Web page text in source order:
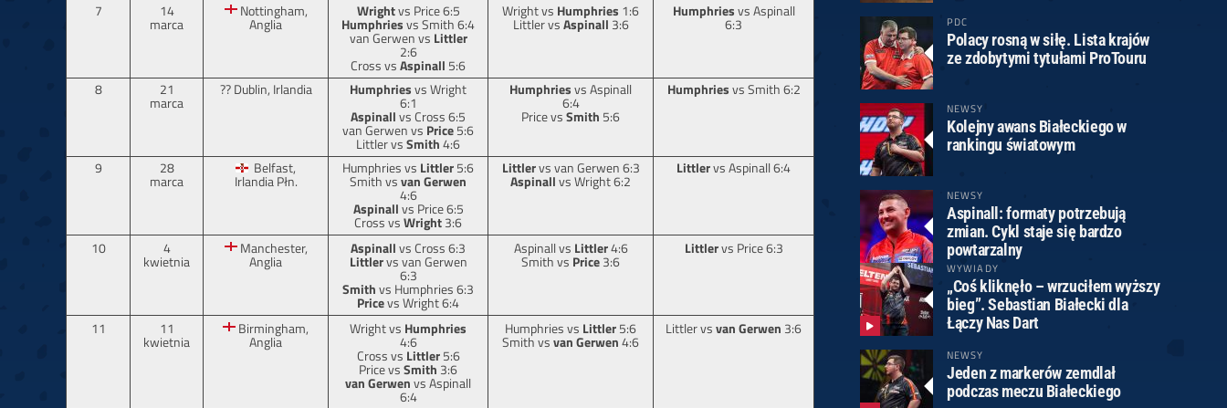
7 14
marca
Nottingham,
Anglia
Wrightvs Price 6:5
Humphriesvs Smith 6:4
van Gerwen vs Littler
2:6
Cross vsAspinall 5:6
Wright vs Humphries 1:6
Littler vsAspinall 3:6
Humphriesvs Aspinall
6:3
8 21
marca
?? Dublin, Irlandia Humphriesvs Wright
6:1
Aspinallvs Cross 6:5
van Gerwen vs Price5:6
Littler vsSmith4:6
Humphriesvs Aspinall
6:4
Price vsSmith 5:6
Humphriesvs Smith 6:2
9 28
marca
Belfast,
Irlandia Płn.
Humphries vs Littler5:6
Smith vsvan Gerwen
4:6
Aspinallvs Price 6:5
Cross vsWright3:6
Littlervs van Gerwen 6:3
Aspinallvs Wright 6:2
Littlervs Aspinall 6:4
10 4
kwietnia
Manchester,
Anglia
Aspinallvs Cross 6:3
Littlervs van Gerwen
6:3
Smithvs Humphries 6:3
Pricevs Wright 6:4
Aspinall vs Littler4:6
Smith vs Price3:6
Littlervs Price 6:3
11 11
kwietnia
Birmingham,
Anglia
Wright vs Humphries
4:6
Cross vs Littler5:6
Price vsSmith 3:6
van Gerwenvs Aspinall
6:4
Humphries vs Littler5:6
Smith vsvan Gerwen4:6
Littler vsvan Gerwen 3:6
PDC
Polacy rosną w siłę. Lista krajów
ze zdobytymi tytułami ProTouru
NEWSY
Kolejny awans Białeckiego w
rankingu światowym
NEWSY
Aspinall: formaty potrzebują
zmian. Cykl staje się bardzo
powtarzalny
WYWIADY
„Coś kliknęło – wrzuciłem wyższy
bieg”. Sebastian Białecki dla
Łączy Nas Dart
NEWSY
Jeden z markerów zemdlał
podczas meczu Białeckiego